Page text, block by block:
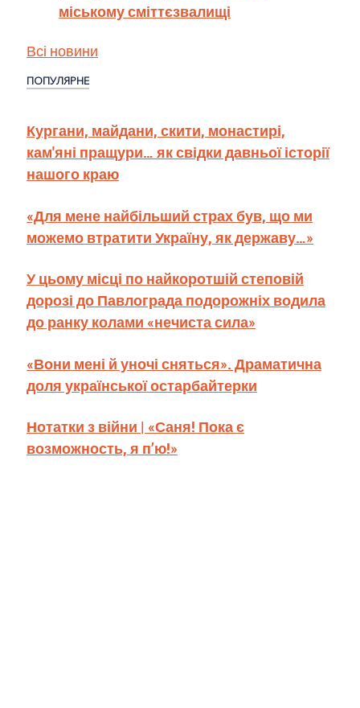
міському сміттєзвалищі
Всі новини
ПОПУЛЯРНЕ
Кургани, майдани, скити, монастирі,
кам'яні пращури… як свідки давньої історії
нашого краю
«Для мене найбільший страх був, що ми
можемо втратити Україну, як державу…»
У цьому місці по найкоротшій степовій
дорозі до Павлограда подорожніх водила
до ранку колами «нечиста сила»
«Вони мені й уночі сняться». Драматична
доля української остарбайтерки
Нотатки з війни | «Саня! Пока є
возможность, я п’ю!»